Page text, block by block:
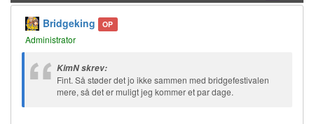
Bridgeking OP
Administrator
KimN skrev:
Fint. Så støder det jo ikke sammen med bridgefestivalen
mere, så det er muligt jeg kommer et par dage.